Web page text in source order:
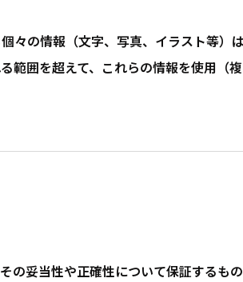
々の情報（文字、写真、イラスト等
範囲を超えて、これらの情報を使用（
の妥当性や正確性について保証するも